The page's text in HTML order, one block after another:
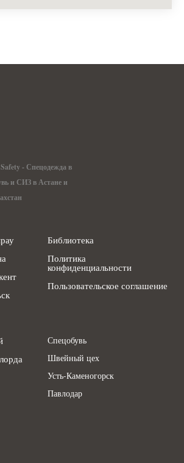
- Спецодежда в
и СИЗ в Астане и
Библиотека
Политика
конфиденциальности
Пользовательское соглашение
Спецобувь
Швейный цех
Усть-Каменогорск
Павлодар